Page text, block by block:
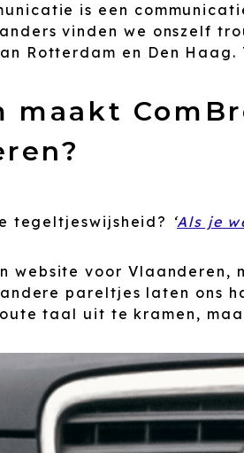
is een
vinden we onszelf
Rotterdam en Den
maakt
tegeltjeswijsheid? ‘Als je
website voor Vlaanderen,
pareltjes laten ons
taal uit te kramen,